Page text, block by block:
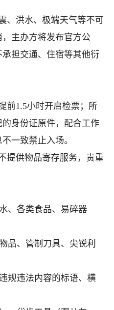
洪水、极端天气等不可
主办方将发布官方公
担交通、住宿等其他衍
1.5小时开启检票；所
身份证原件，配合工作
一致禁止入场。
供物品寄存服务，贵重
各类食品、易碎器
、管制刀具、尖锐利
违法内容的标语、横